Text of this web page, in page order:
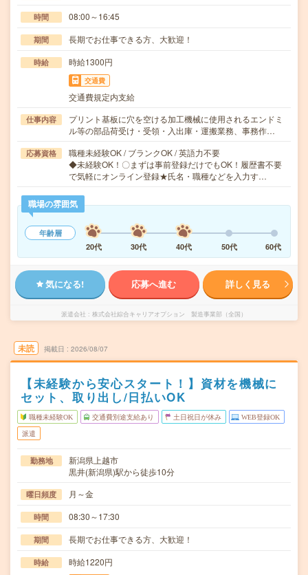
時間 08:00～16:45
期間 長期でお仕事できる方、大歓迎！
時給 時給1300円
交通費
交通費規定内支給
仕事内容
プリント基板に穴を空ける加工機械に使用されるエンドミ
ル等の部品荷受け・受領・入出庫・運搬業務、事務作…
応募資格
職種未経験OK / ブランクOK / 英語力不要
◆未経験OK！〇まずは事前登録だけでもOK！履歴書不要
で気軽にオンライン登録★氏名・職種などを入力す…
職場の雰囲気
年齢層
20代
30代 40代 50代 60代
気になる! 応募へ進む 詳しく見る
派遣会社 株式会社綜合キャリアオプション 製造事業部（全国）
未読 掲載日 2026/08/07
【未経験から安心スタート！】資材を機械に
セット、取り出し/日払いOK
職種未経験OK 交通費別途支給あり 土日祝日が休み WEB登録OK
派遣
勤務地
新潟県上越市
黒井(新潟県)駅から徒歩10分
曜日頻度 月～金
時間 08:30～17:30
期間 長期でお仕事できる方、大歓迎！
時給 時給1220円